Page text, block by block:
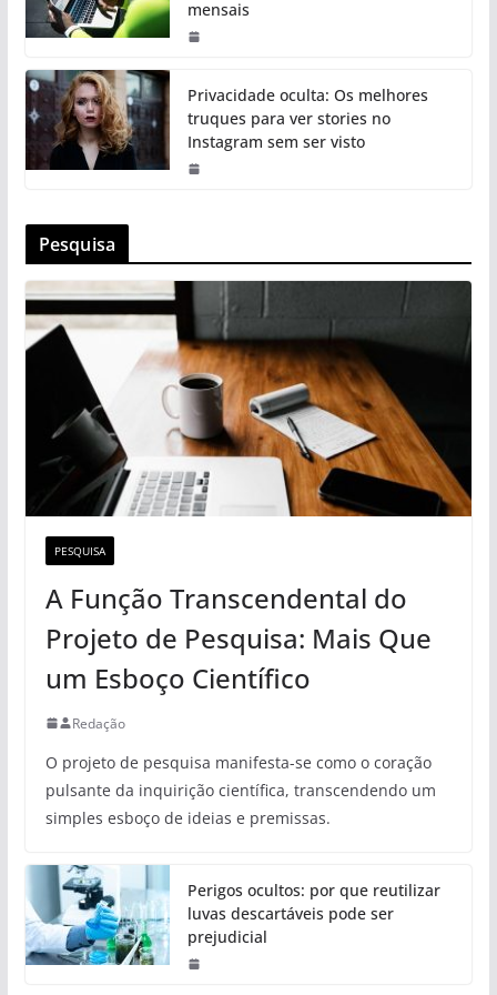
mensais
Privacidade oculta: Os melhores
truques para ver stories no
Instagram sem ser visto
Pesquisa
PESQUISA
A Função Transcendental do
Projeto de Pesquisa: Mais Que
um Esboço Científico
Redação
O projeto de pesquisa manifesta-se como o coração
pulsante da inquirição científica, transcendendo um
simples esboço de ideias e premissas.
Perigos ocultos: por que reutilizar
luvas descartáveis pode ser
prejudicial